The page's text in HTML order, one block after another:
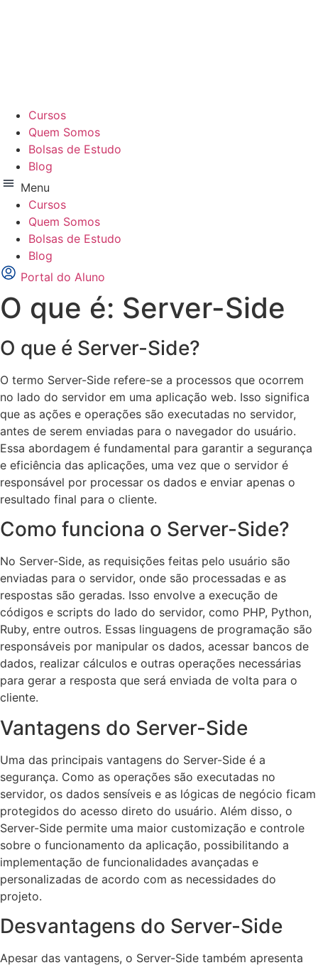
Cursos
Quem Somos
Bolsas de Estudo
Blog
Menu
Cursos
Quem Somos
Bolsas de Estudo
Blog
Portal do Aluno
O que é: Server-Side
O que é Server-Side?
O termo Server-Side refere-se a processos que ocorrem
no lado do servidor em uma aplicação web. Isso significa
que as ações e operações são executadas no servidor,
antes de serem enviadas para o navegador do usuário.
Essa abordagem é fundamental para garantir a segurança
e eficiência das aplicações, uma vez que o servidor é
responsável por processar os dados e enviar apenas o
resultado final para o cliente.
Como funciona o Server-Side?
No Server-Side, as requisições feitas pelo usuário são
enviadas para o servidor, onde são processadas e as
respostas são geradas. Isso envolve a execução de
códigos e scripts do lado do servidor, como PHP, Python,
Ruby, entre outros. Essas linguagens de programação são
responsáveis por manipular os dados, acessar bancos de
dados, realizar cálculos e outras operações necessárias
para gerar a resposta que será enviada de volta para o
cliente.
Vantagens do Server-Side
Uma das principais vantagens do Server-Side é a
segurança. Como as operações são executadas no
servidor, os dados sensíveis e as lógicas de negócio ficam
protegidos do acesso direto do usuário. Além disso, o
Server-Side permite uma maior customização e controle
sobre o funcionamento da aplicação, possibilitando a
implementação de funcionalidades avançadas e
personalizadas de acordo com as necessidades do
projeto.
Desvantagens do Server-Side
Apesar das vantagens, o Server-Side também apresenta